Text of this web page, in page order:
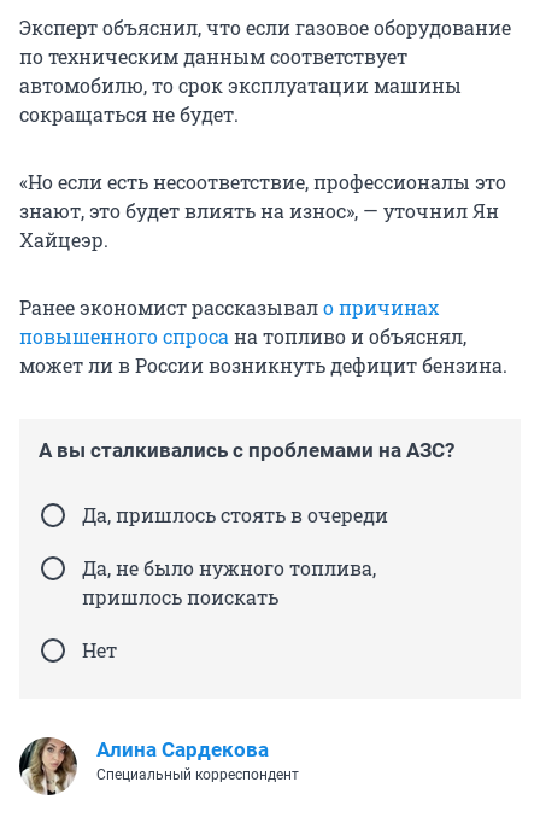
Эксперт объяснил, что если газовое оборудование
по техническим данным соответствует
автомобилю, то срок эксплуатации машины
сокращаться не будет.
«Но если есть несоответствие, профессионалы это
знают, это будет влиять на износ», — уточнил Ян
Хайцеэр.
Ранее экономист рассказывало причинах
повышенного спросана топливо и объяснял,
может ли в России возникнуть дефицит бензина.
А вы сталкивались с проблемами на АЗС?
Да, пришлось стоять в очереди
Да, не было нужного топлива,
пришлось поискать
Нет
Алина Сардекова
Специальный корреспондент